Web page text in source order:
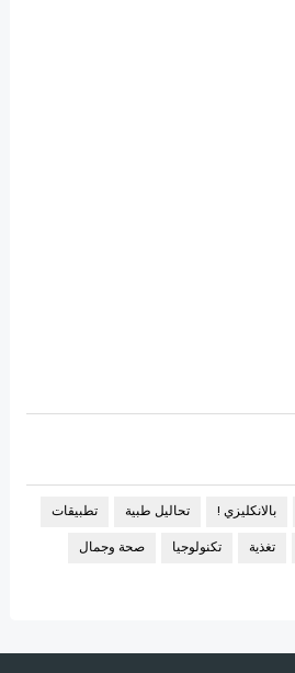
بالانكليزي ! تحاليل طبية تطبيقات
تغذية تكنولوجيا صحة وجمال